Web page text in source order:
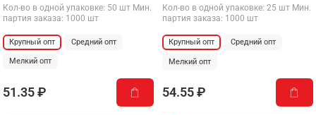
Кол-во в одной упаковке: 50 шт Мин.
партия заказа: 1000 шт
Крупный опт Средний опт
Мелкий опт
51.35 ₽
Кол-во в одной упаковке: 25 шт Мин.
партия заказа: 1000 шт
Крупный опт Средний опт
Мелкий опт
54.55 ₽